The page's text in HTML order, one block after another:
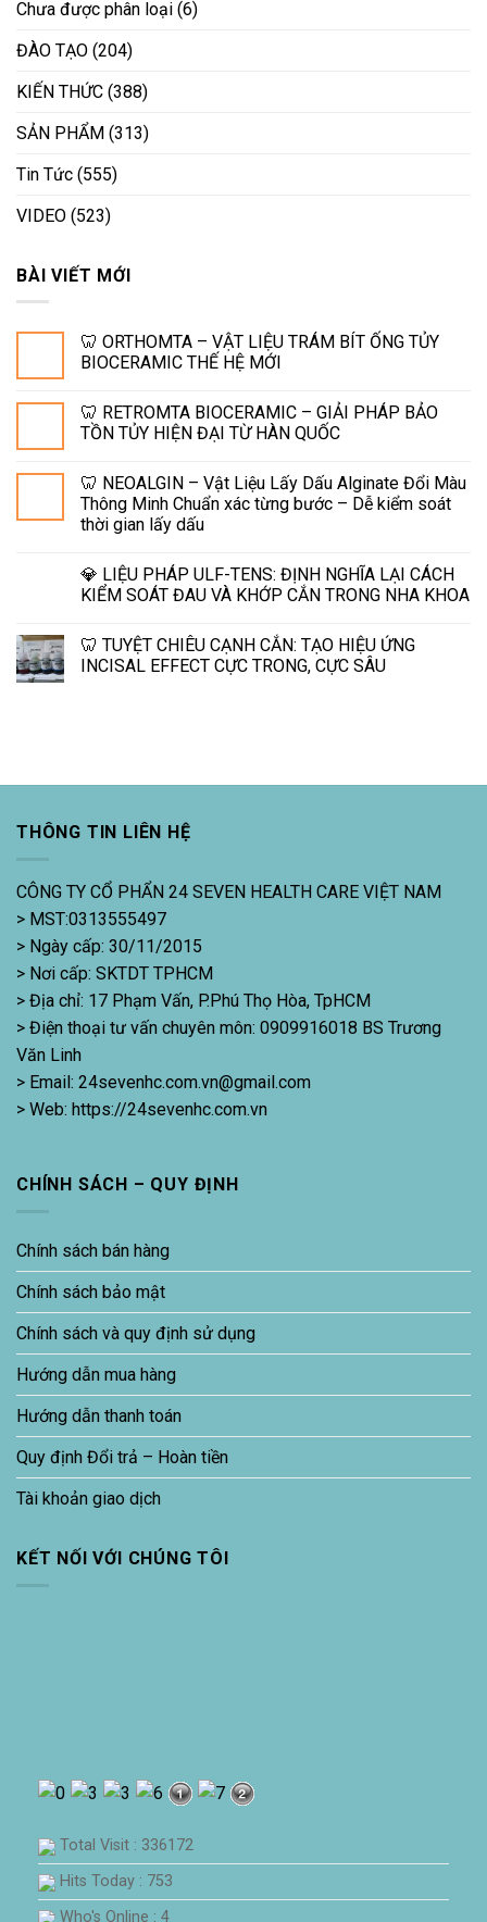
Chưa được phân loại (6)
ĐÀO TẠO (204)
KIẾN THỨC (388)
SẢN PHẨM (313)
Tin Tức (555)
VIDEO (523)
BÀI VIẾT MỚI
🦷 ORTHOMTA – VẬT LIỆU TRÁM BÍT ỐNG TỦY
BIOCERAMIC THẾ HỆ MỚI
🦷 RETROMTA BIOCERAMIC – GIẢI PHÁP BẢO
TỒN TỦY HIỆN ĐẠI TỪ HÀN QUỐC
🦷 NEOALGIN – Vật Liệu Lấy Dấu Alginate Đổi Màu
Thông Minh Chuẩn xác từng bước – Dễ kiểm soát
thời gian lấy dấu
💎 LIỆU PHÁP ULF-TENS: ĐỊNH NGHĨA LẠI CÁCH
KIỂM SOÁT ĐAU VÀ KHỚP CẮN TRONG NHA KHOA
🦷 TUYỆT CHIÊU CẠNH CẮN: TẠO HIỆU ỨNG
INCISAL EFFECT CỰC TRONG, CỰC SÂU
THÔNG TIN LIÊN HỆ
CÔNG TY CỔ PHẨN 24 SEVEN HEALTH CARE VIỆT NAM
> MST:0313555497
> Ngày cấp: 30/11/2015
> Nơi cấp: SKTDT TPHCM
> Địa chỉ: 17 Phạm Vấn, P.Phú Thọ Hòa, TpHCM
> Điện thoại tư vấn chuyên môn: 0909916018 BS Trương
Văn Linh
> Email: 24sevenhc.com.vn@gmail.com
> Web: https://24sevenhc.com.vn
CHÍNH SÁCH – QUY ĐỊNH
Chính sách bán hàng
Chính sách bảo mật
Chính sách và quy định sử dụng
Hướng dẫn mua hàng
Hướng dẫn thanh toán
Quy định Đổi trả – Hoàn tiền
Tài khoản giao dịch
KẾT NỐI VỚI CHÚNG TÔI
Total Visit : 336172
Hits Today : 753
Who's Online : 4